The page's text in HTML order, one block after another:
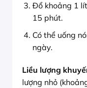
Đổ khoảng 1
15 phút.
Có thể uống
ngày.
Liều lượng
lượng nhỏ